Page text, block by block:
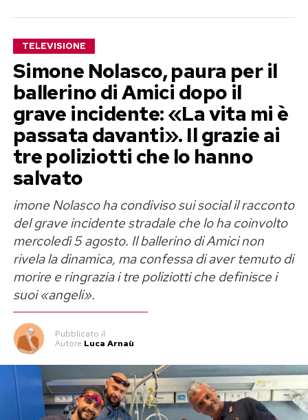
TELEVISIONE
Simone Nolasco, paura per il
ballerino di Amici dopo il
grave incidente: «La vita mi è
passata davanti». Il grazie ai
tre poliziotti che lo hanno
salvato
imone Nolasco ha condiviso sui social il racconto
del grave incidente stradale che lo ha coinvolto
mercoledì 5 agosto. Il ballerino di Amici non
rivela la dinamica, ma confessa di aver temuto di
morire e ringrazia i tre poliziotti che definisce i
suoi «angeli».
Pubblicato il
Autore Luca Arnaù